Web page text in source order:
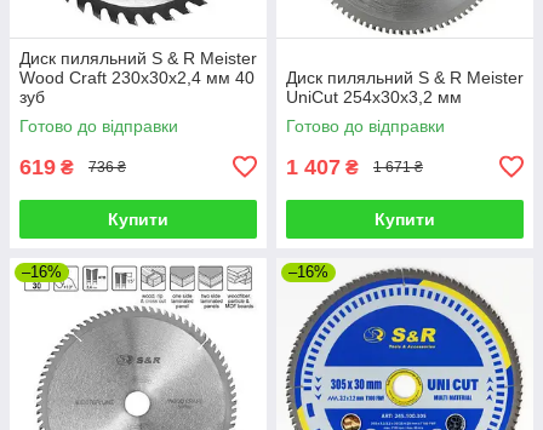
Диск пиляльний S & R Meister
Wood Craft 230x30x2,4 мм 40
зуб
Готово до відправки
619 ₴ 736 ₴
Купити
Диск пиляльний S & R Meister
UniCut 254x30х3,2 мм
Готово до відправки
1 407 ₴ 1 671 ₴
Купити
–16% –16%